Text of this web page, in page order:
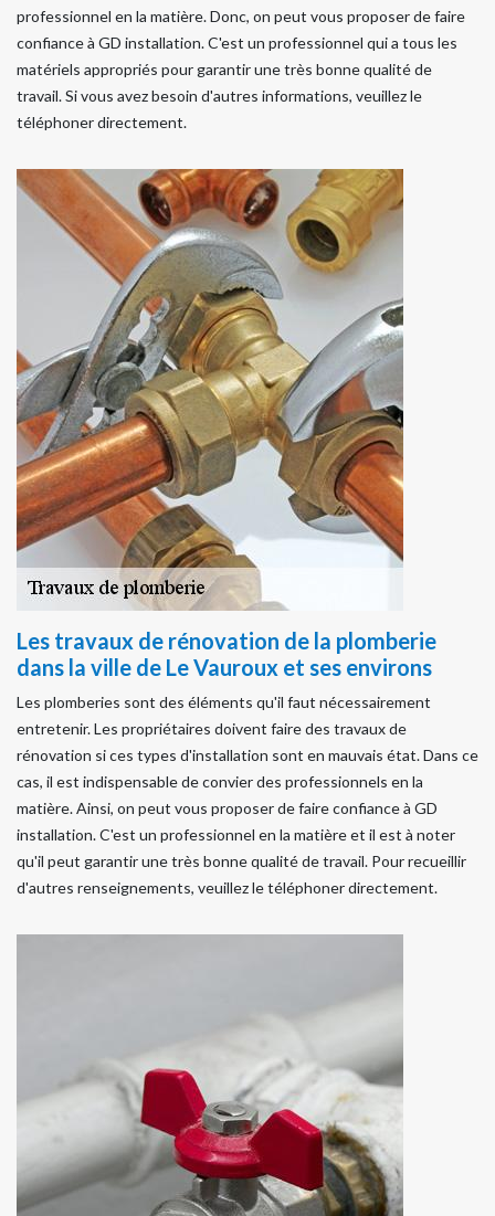
professionnel en la matière. Donc, on peut vous proposer de faire
confiance à GD installation. C'est un professionnel qui a tous les
matériels appropriés pour garantir une très bonne qualité de
travail. Si vous avez besoin d'autres informations, veuillez le
téléphoner directement.
Les travaux de rénovation de la plomberie
dans la ville de Le Vauroux et ses environs
Les plomberies sont des éléments qu'il faut nécessairement
entretenir. Les propriétaires doivent faire des travaux de
rénovation si ces types d'installation sont en mauvais état. Dans ce
cas, il est indispensable de convier des professionnels en la
matière. Ainsi, on peut vous proposer de faire confiance à GD
installation. C'est un professionnel en la matière et il est à noter
qu'il peut garantir une très bonne qualité de travail. Pour recueillir
d'autres renseignements, veuillez le téléphoner directement.